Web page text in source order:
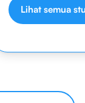
Lihat semua